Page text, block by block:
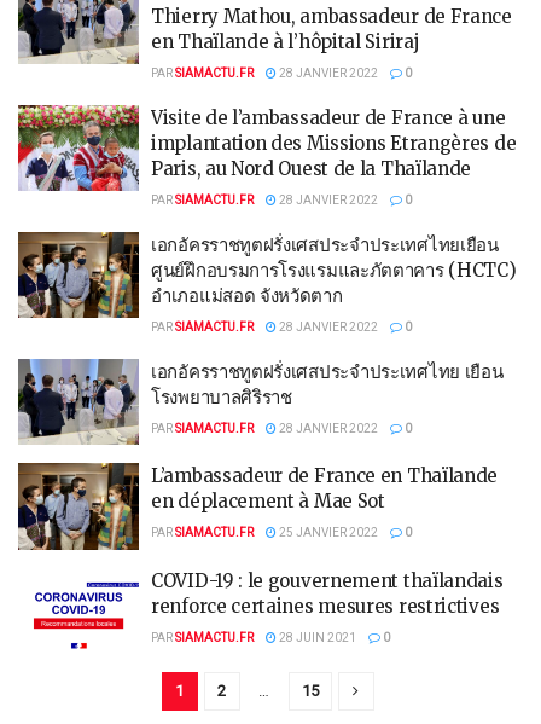
Thierry Mathou, ambassadeur de France
en Thaïlande à l’hôpital Siriraj
PARSIAMACTU.FR 28 JANVIER 2022 0
Visite de l’ambassadeur de France à une
implantation des Missions Etrangères de
Paris, au Nord Ouest de la Thaïlande
PARSIAMACTU.FR 28 JANVIER 2022 0
เอกอัครราชทูตฝรั่งเศสประจำประเทศไทยเยือน
ศูนย์ฝึกอบรมการโรงแรมและภัตตาคาร (HCTC)
อำเภอแม่สอด จังหวัดตาก
PARSIAMACTU.FR 28 JANVIER 2022 0
เอกอัครราชทูตฝรั่งเศสประจำประเทศไทย เยือน
โรงพยาบาลศิริราช
PARSIAMACTU.FR 28 JANVIER 2022 0
L’ambassadeur de France en Thaïlande
en déplacement à Mae Sot
PARSIAMACTU.FR 25 JANVIER 2022 0
COVID-19 : le gouvernement thaïlandais
renforce certaines mesures restrictives
PARSIAMACTU.FR 28 JUIN 2021 0
1 2 … 15